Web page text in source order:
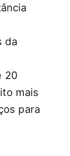
da
20
mais
para